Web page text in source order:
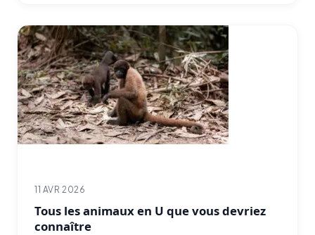
11 AVR 2026
Tous les animaux en U que vous devriez
connaître